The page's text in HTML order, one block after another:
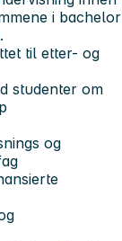
i bachelor
til etter- og
studenter om
og